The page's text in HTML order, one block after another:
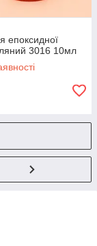
епоксидної
3016 10мл